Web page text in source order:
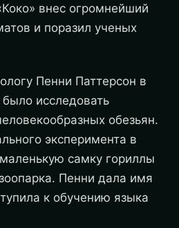
внес огромнейший
и поразил ученых
Пенни Паттерсон в
исследовать
обезьян.
эксперимента в
самку гориллы
Пенни дала имя
к обучению языка